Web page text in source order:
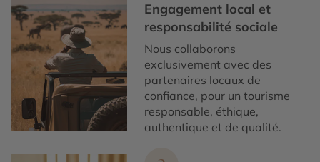
Engagement local et
responsabilité sociale
Nous collaborons
exclusivement avec des
partenaires locaux de
confiance, pour un tourisme
responsable, éthique,
authentique et de qualité.